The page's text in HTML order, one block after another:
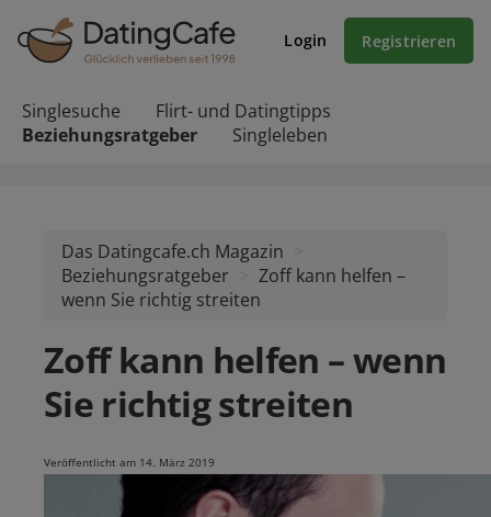
Login Registrieren
Singlesuche
Flirt- und Datingtipps
Beziehungsratgeber
Singleleben
Das Datingcafe.ch Magazin
Beziehungsratgeber
Zoff kann helfen –
wenn Sie richtig streiten
Zoff kann helfen – wenn
Sie richtig streiten
Veröffentlicht am 14. März 2019